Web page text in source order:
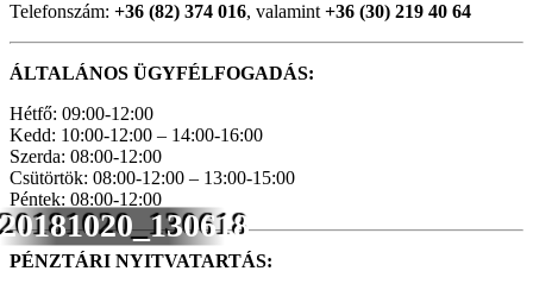
20181020_130618
Telefonszám: +36 (82) 374 016, valamint +36 (30) 219 40 64
ÁLTALÁNOS ÜGYFÉLFOGADÁS:
Hétfő: 09:00-12:00
Kedd: 10:00-12:00 – 14:00-16:00
Szerda: 08:00-12:00
Csütörtök: 08:00-12:00 – 13:00-15:00
Péntek: 08:00-12:00
PÉNZTÁRI NYITVATARTÁS: